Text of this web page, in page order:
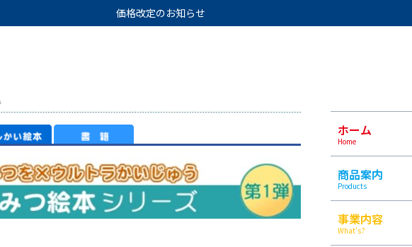
価格改定のお知らせ
ホーム
Home
商品案内
Products
事業内容
What’s?